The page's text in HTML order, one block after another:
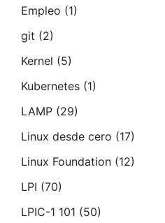
Empleo (1)
git (2)
Kernel (5)
Kubernetes (1)
LAMP (29)
Linux desde cero (17)
Linux Foundation (12)
LPI (70)
LPIC-1 101 (50)